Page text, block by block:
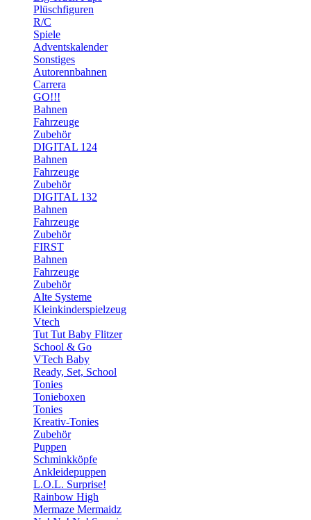
Plüschfiguren
R/C
Spiele
Adventskalender
Sonstiges
Autorennbahnen
Carrera
GO!!!
Bahnen
Fahrzeuge
Zubehör
DIGITAL 124
Bahnen
Fahrzeuge
Zubehör
DIGITAL 132
Bahnen
Fahrzeuge
Zubehör
FIRST
Bahnen
Fahrzeuge
Zubehör
Alte Systeme
Kleinkinderspielzeug
Vtech
Tut Tut Baby Flitzer
School & Go
VTech Baby
Ready, Set, School
Tonies
Tonieboxen
Tonies
Kreativ-Tonies
Zubehör
Puppen
Schminkköpfe
Ankleidepuppen
L.O.L. Surprise!
Rainbow High
Mermaze Mermaidz